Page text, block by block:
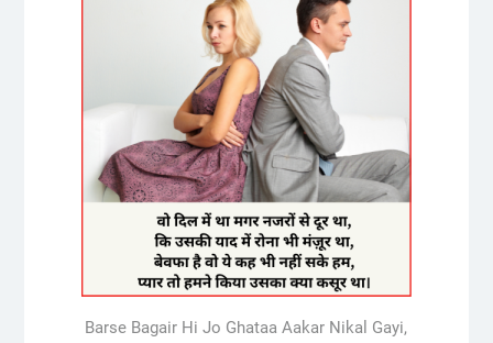
Barse Bagair Hi Jo Ghataa Aakar Nikal Gayi,